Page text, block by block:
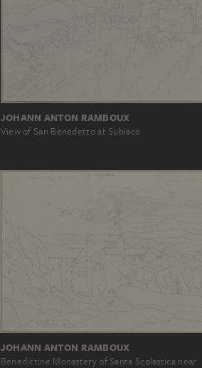
JOHANN ANTON RAMBOUX
View of San Benedetto at Subiaco
JOHANN ANTON RAMBOUX
Benedictine Monastery of Santa Scolastica near